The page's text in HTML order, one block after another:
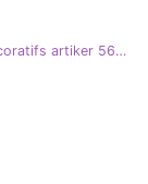
Les tongs plats des femmes avec des détails décoratifs artiker 56c1334 blanc